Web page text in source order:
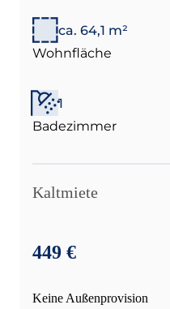
ca. 64,1 m²
Wohnfläche
1
Badezimmer
Kaltmiete
449 €
Keine Außenprovision